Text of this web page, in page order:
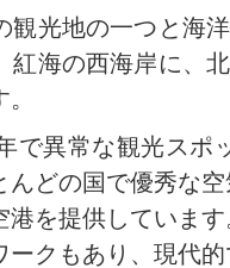
観光地の一つと海
紅海の西海岸に、
で異常な観光スポ
どの国で優秀な
を提供していま
ークもあり、現代